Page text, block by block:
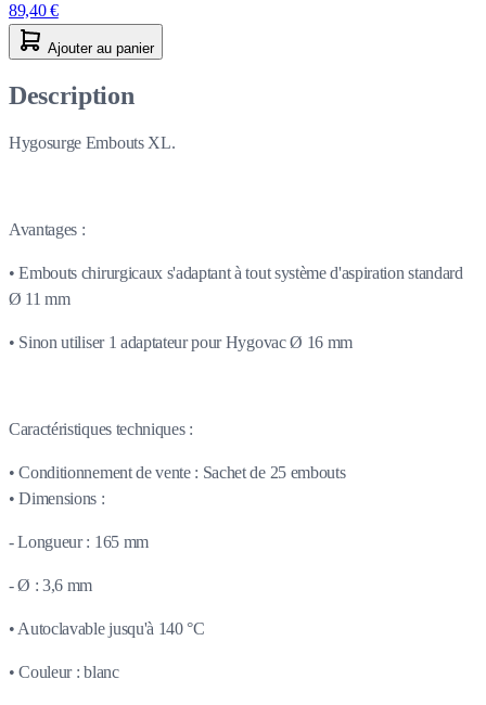
89,40 €
Ajouter au panier
Description
Hygosurge Embouts XL.
Avantages :
• Embouts chirurgicaux s'adaptant à tout système d'aspiration standard
Ø 11 mm
• Sinon utiliser 1 adaptateur pour Hygovac Ø 16 mm
Caractéristiques techniques :
• Conditionnement de vente : Sachet de 25 embouts
• Dimensions :
- Longueur : 165 mm
- Ø : 3,6 mm
• Autoclavable jusqu'à 140 °C
• Couleur : blanc